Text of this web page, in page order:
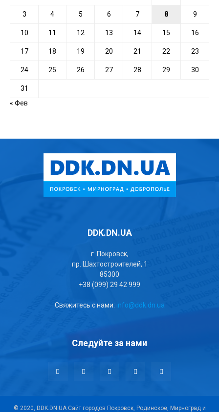
3 4 5 6 7 8 9
10 11 12 13 14 15 16
17 18 19 20 21 22 23
24 25 26 27 28 29 30
31
« Фев
DDK.DN.UA
г. Покровск,
пр. Шахтостроителей, 1
85300
+38 (099) 29 42 999
Свяжитесь с нами: info@ddk.dn.ua
Следуйте за нами
© 2020, DDK.DN.UA Сайт городов Покровск, Родинское, Мирноград и